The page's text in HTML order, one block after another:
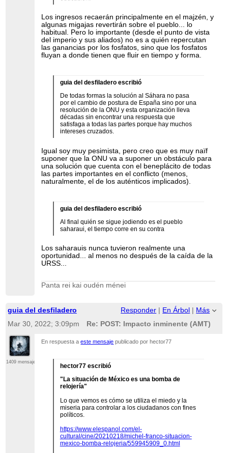
Los ingresos recaerán principalmente en el majzén, y
algunas migajas revertirán sobre el pueblo... lo
habitual. Pero lo importante (desde el punto de vista
del imperio y sus aliados) no es a quién repercutan
las ganancias por los fosfatos, sino que los fosfatos
fluyan a donde tienen que fluir en tiempo y forma.
guia del desfiladero escribió
De todas formas la solución al Sáhara no pasa
por el cambio de postura de España sino por una
resolución de la ONU y esta organización lleva
décadas sin encontrar una respuesta que
satisfaga a todas las partes porque hay muchos
intereses cruzados.
Igual soy muy pesimista, pero creo que es muy naïf
suponer que la ONU va a suponer un obstáculo para
una solución que cuenta con el beneplácito de todas
las partes importantes en el conflicto (menos,
naturalmente, el de los auténticos implicados).
guia del desfiladero escribió
Al final quién se sigue jodiendo es el pueblo
saharaui, el tiempo corre en su contra
Los saharauis nunca tuvieron realmente una
oportunidad... al menos no después de la caída de la
URSS...
Panta rei kai oudén ménei
guia del desfiladero Responder | En Árbol | Más
Mar 30, 2022; 3:09pm
Re: POST: Impacto inminente (AMT)
1409 mensajes
En respuesta aeste mensaje publicado por hector77
hector77 escribió
"La situación de México es una bomba de
relojería"
Lo que vemos es cómo se utiliza el miedo y la
miseria para controlar a los ciudadanos con fines
políticos.
https://www.elespanol.com/el-
cultural/cine/20210218/michel-franco-situacion-
mexico-bomba-relojeria/559945909_0.html